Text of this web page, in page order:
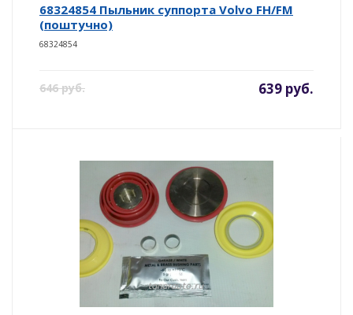
68324854 Пыльник суппорта Volvo FH/FM
(поштучно)
68324854
646 руб. 639 руб.